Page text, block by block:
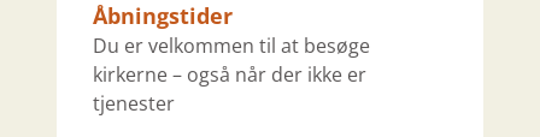
Åbningstider
Du er velkommen til at besøge
kirkerne – også når der ikke er
tjenester